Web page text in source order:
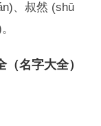
、叔然 (shū
名字大全）